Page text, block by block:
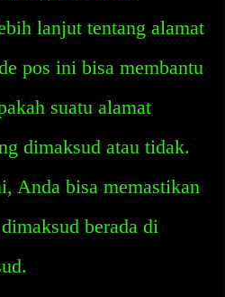
lanjut tentang alamat
pos ini bisa membantu
suatu alamat
dimaksud atau tidak.
Anda bisa memastikan
berada di